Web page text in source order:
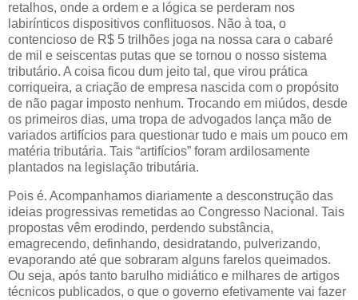
retalhos, onde a ordem e a lógica se perderam nos
labirínticos dispositivos conflituosos. Não à toa, o
contencioso de R$ 5 trilhões joga na nossa cara o cabaré
de mil e seiscentas putas que se tornou o nosso sistema
tributário. A coisa ficou dum jeito tal, que virou prática
corriqueira, a criação de empresa nascida com o propósito
de não pagar imposto nenhum. Trocando em miúdos, desde
os primeiros dias, uma tropa de advogados lança mão de
variados artifícios para questionar tudo e mais um pouco em
matéria tributária. Tais “artifícios” foram ardilosamente
plantados na legislação tributária.
Pois é. Acompanhamos diariamente a desconstrução das
ideias progressivas remetidas ao Congresso Nacional. Tais
propostas vêm erodindo, perdendo substância,
emagrecendo, definhando, desidratando, pulverizando,
evaporando até que sobraram alguns farelos queimados.
Ou seja, após tanto barulho midiático e milhares de artigos
técnicos publicados, o que o governo efetivamente vai fazer